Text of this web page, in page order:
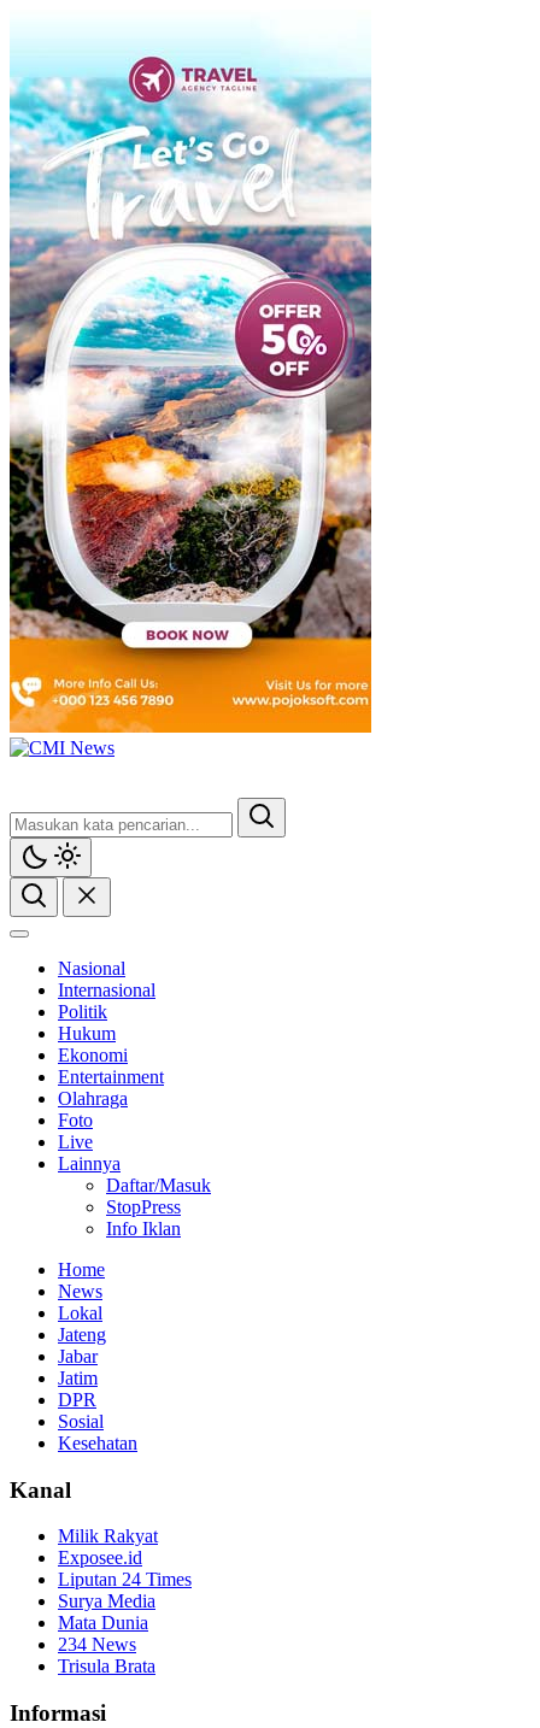
Nasional
Internasional
Politik
Hukum
Ekonomi
Entertainment
Olahraga
Foto
Live
Lainnya
Daftar/Masuk
StopPress
Info Iklan
Home
News
Lokal
Jateng
Jabar
Jatim
DPR
Sosial
Kesehatan
Kanal
Milik Rakyat
Exposee.id
Liputan 24 Times
Surya Media
Mata Dunia
234 News
Trisula Brata
Informasi